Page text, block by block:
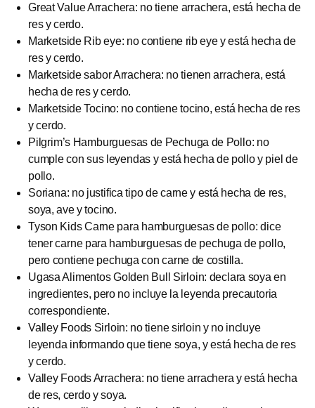
Great Value Arrachera: no tiene arrachera, está hecha de
res y cerdo.
Marketside Rib eye: no contiene rib eye y está hecha de
res y cerdo.
Marketside sabor Arrachera: no tienen arrachera, está
hecha de res y cerdo.
Marketside Tocino: no contiene tocino, está hecha de res
y cerdo.
Pilgrim’s Hamburguesas de Pechuga de Pollo: no
cumple con sus leyendas y está hecha de pollo y piel de
pollo.
Soriana: no justifica tipo de carne y está hecha de res,
soya, ave y tocino.
Tyson Kids Carne para hamburguesas de pollo: dice
tener carne para hamburguesas de pechuga de pollo,
pero contiene pechuga con carne de costilla.
Ugasa Alimentos Golden Bull Sirloin: declara soya en
ingredientes, pero no incluye la leyenda precautoria
correspondiente.
Valley Foods Sirloin: no tiene sirloin y no incluye
leyenda informando que tiene soya, y está hecha de res
y cerdo.
Valley Foods Arrachera: no tiene arrachera y está hecha
de res, cerdo y soya.